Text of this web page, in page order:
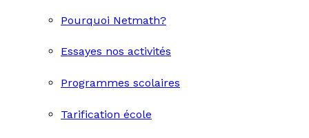
Pourquoi Netmath?
Essayes nos activités
Programmes scolaires
Tarification école